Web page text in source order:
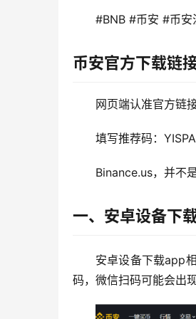
#BNB #币安 #币
币安官方下载
网页端认准官方链接
填写推荐码：
Binance.us，并不
一、安卓设备下
安卓设备下载app
码，微信扫码可能会出